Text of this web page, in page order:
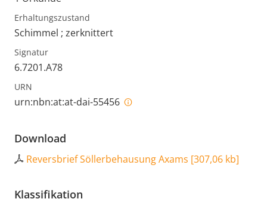
Erhaltungszustand
Schimmel ; zerknittert
Signatur
6.7201.A78
URN
urn:nbn:at:at-dai-55456
Download
Reversbrief Söllerbehausung Axams [307,06 kb]
Klassifikation